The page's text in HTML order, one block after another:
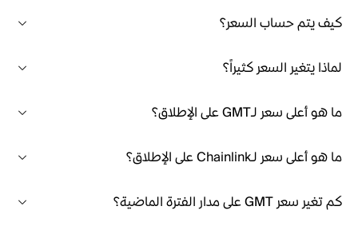
كيف يتم حساب السعر؟
لماذا يتغير السعر كثيراً؟
ما هو أعلى سعر لـGMT على الإطلاق؟
ما هو أعلى سعر لـChainlink على الإطلاق؟
كم تغير سعر GMT على مدار الفترة الماضية؟